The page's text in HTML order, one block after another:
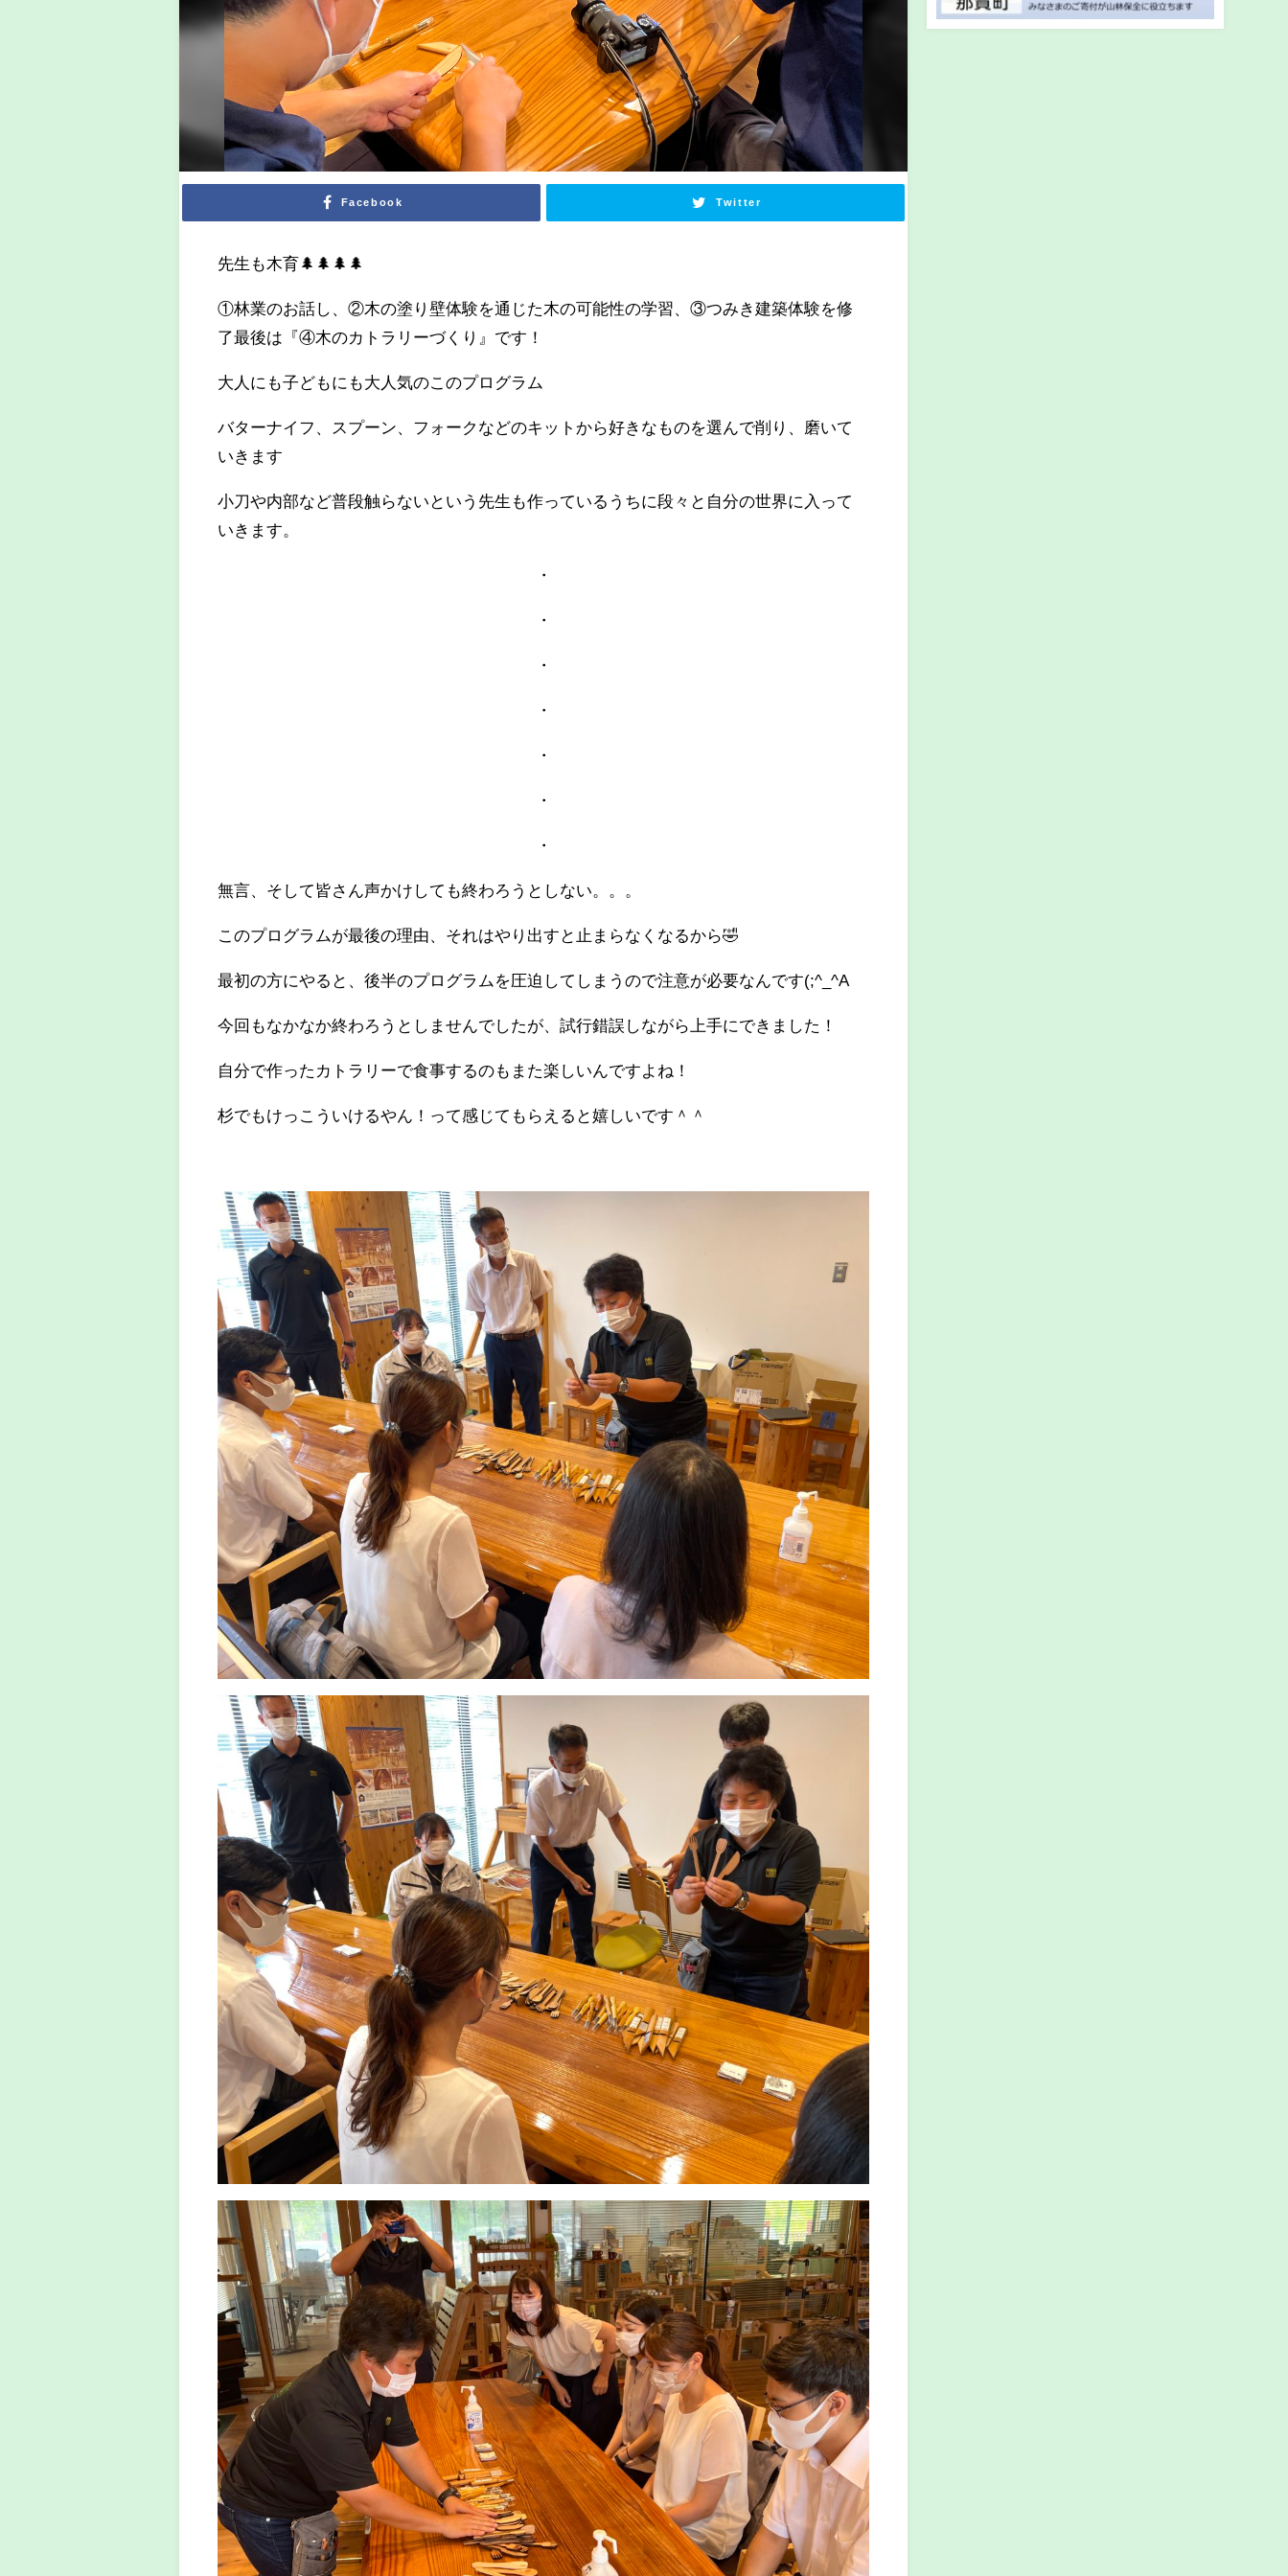
Facebook Twitter
先生も木育🌲🌲🌲🌲
①林業のお話し、②木の塗り壁体験を通じた木の可能性の学習、③つみき建築体験を修
了最後は『④木のカトラリーづくり』です！
大人にも子どもにも大人気のこのプログラム
バターナイフ、スプーン、フォークなどのキットから好きなものを選んで削り、磨いて
いきます
小刀や内部など普段触らないという先生も作っているうちに段々と自分の世界に入って
いきます。
・
・
・
・
・
・
・
無言、そして皆さん声かけしても終わろうとしない。。。
このプログラムが最後の理由、それはやり出すと止まらなくなるから🤣
最初の方にやると、後半のプログラムを圧迫してしまうので注意が必要なんです(;^_^A
今回もなかなか終わろうとしませんでしたが、試行錯誤しながら上手にできました！
自分で作ったカトラリーで食事するのもまた楽しいんですよね！
杉でもけっこういけるやん！って感じてもらえると嬉しいです＾＾